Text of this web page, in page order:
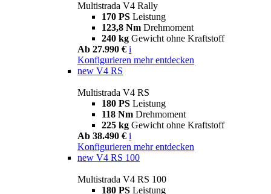
Multistrada V4 Rally
170 PS Leistung
123,8 Nm Drehmoment
240 kg Gewicht ohne Kraftstoff
Ab 27.990 € i
Konfigurieren mehr entdecken
new V4 RS
Multistrada V4 RS
180 PS Leistung
118 Nm Drehmoment
225 kg Gewicht ohne Kraftstoff
Ab 38.490 € i
Konfigurieren mehr entdecken
new V4 RS 100
Multistrada V4 RS 100
180 PS Leistung